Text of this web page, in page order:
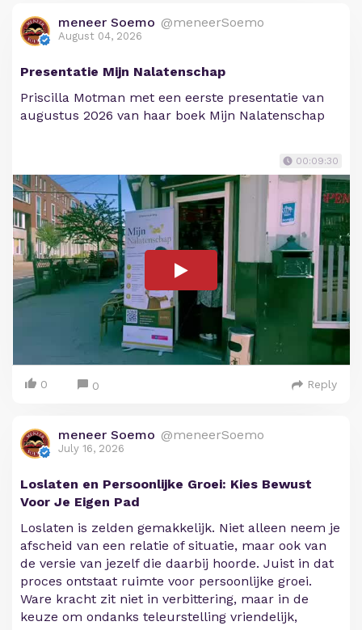
meneer Soemo @meneerSoemo
August 04, 2026
Presentatie Mijn Nalatenschap
Priscilla Motman met een eerste presentatie van
augustus 2026 van haar boek Mijn Nalatenschap
00:09:30
0 0 Reply
meneer Soemo @meneerSoemo
July 16, 2026
Loslaten en Persoonlijke Groei: Kies Bewust
Voor Je Eigen Pad
Loslaten is zelden gemakkelijk. Niet alleen neem je
afscheid van een relatie of situatie, maar ook van
de versie van jezelf die daarbij hoorde. Juist in dat
proces ontstaat ruimte voor persoonlijke groei.
Ware kracht zit niet in verbittering, maar in de
keuze om ondanks teleurstelling vriendelijk,